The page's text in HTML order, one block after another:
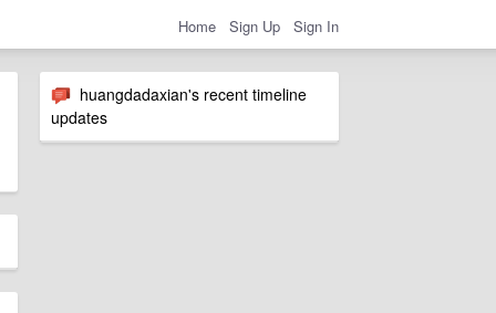
Home Sign Up Sign In
huangdadaxian's recent timeline
updates